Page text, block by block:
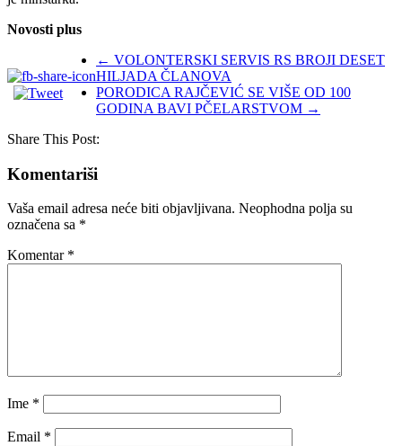
Novosti plus
← VOLONTERSKI SERVIS RS BROJI DESET
HILJADA ČLANOVA
PORODICA RAJČEVIĆ SE VIŠE OD 100
GODINA BAVI PČELARSTVOM →
Share This Post:
Komentariši
Vaša email adresa neće biti objavljivana. Neophodna polja su
označena sa *
Komentar *
Ime *
Email *